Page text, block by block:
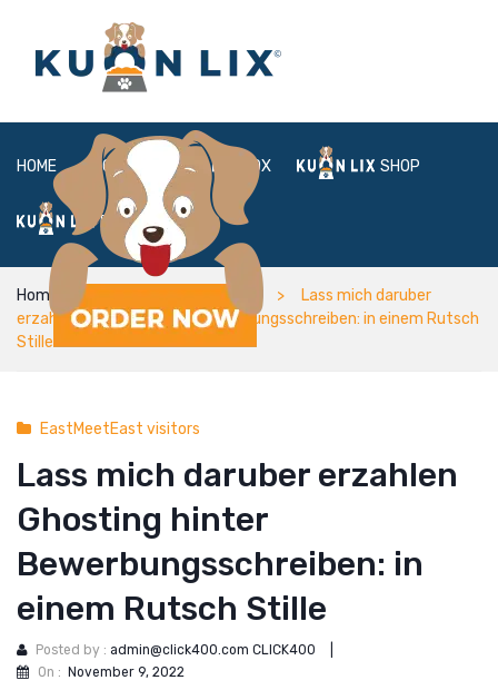
HOME ABOUT BOX SHOP
FAQ LOGIN
Home EastMeetEast visitors
Lass mich daruber
erzahlen Ghosting hinter Bewerbungsschreiben: in einem Rutsch
Stille
EastMeetEast visitors
Lass mich daruber erzahlen
Ghosting hinter
Bewerbungsschreiben: in
einem Rutsch Stille
Posted by : admin@click400.com CLICK400
On : November 9, 2022